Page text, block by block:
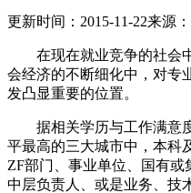
更新时间：2015-11-22来源：
在现在就业竞争的社会中
会经济的不断细化中，对专
发凸显重要的位置。
据相关学历与工作满意度
平最高的三大城市中，本科
ZF部门、事业单位、国有
中层负责人、或是业务、技